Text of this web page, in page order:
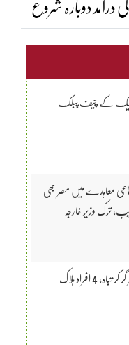
کے چیف پبلک
معاہدے میں مصر بھی
ترک وزیر خارجہ
افراد ہلاک